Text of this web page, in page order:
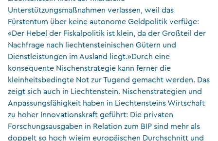
Unterstützungsmaßnahmen verlassen, weil das
Fürstentum über keine autonome Geldpolitik verfüge:
«Der Hebel der Fiskalpolitik ist klein, da der Großteil der
Nachfrage nach liechtensteinischen Gütern und
Dienstleistungen im Ausland liegt.»Durch eine
konsequente Nischenstrategie kann ferner die
kleinheitsbedingte Not zur Tugend gemacht werden. Das
zeigt sich auch in Liechtenstein. Nischenstrategien und
Anpassungsfähigkeit haben in Liechtensteins Wirtschaft
zu hoher Innovationskraft geführt: Die privaten
Forschungsausgaben in Relation zum BIP sind mehr als
doppelt so hoch wieim europäischen Durchschnitt und